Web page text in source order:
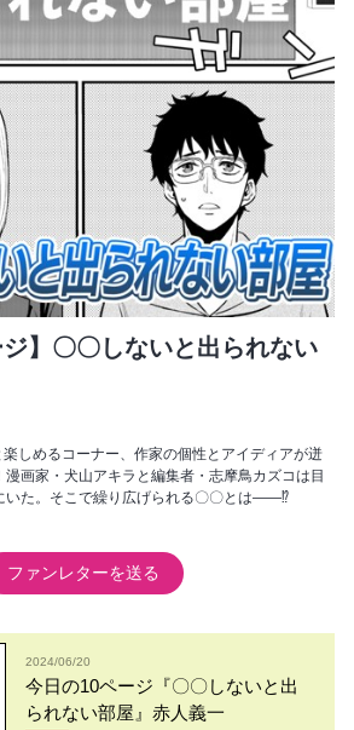
ジ】〇〇しないと出られない
しめるコーナー、作家の個性とアイディアが迸
画家・犬山アキラと編集者・志摩鳥カズコは目
いた。そこで繰り広げられる〇〇とは――⁉
ファンレターを送る
2024/06/20
今日の10ページ『〇〇しないと出
られない部屋』赤人義一